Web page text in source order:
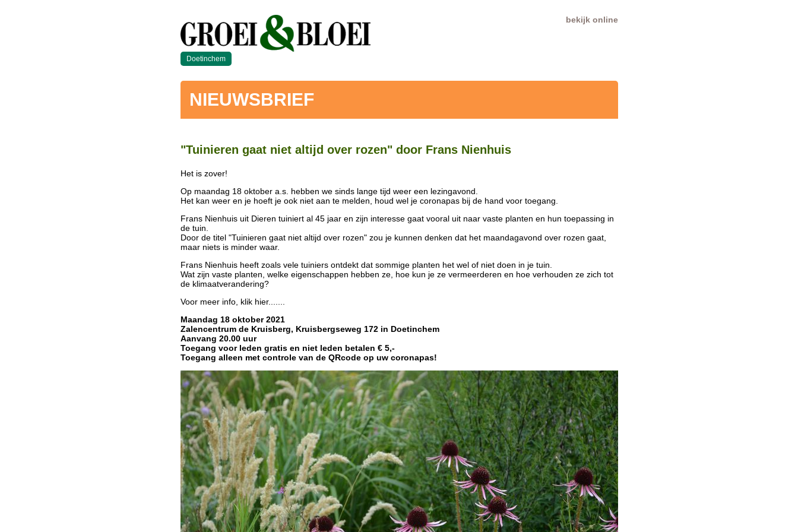
Doetinchem
bekijk online
NIEUWSBRIEF
"Tuinieren gaat niet altijd over rozen" door Frans Nienhuis
Het is zover!
Op maandag 18 oktober a.s. hebben we sinds lange tijd weer een lezingavond.
Het kan weer en je hoeft je ook niet aan te melden, houd wel je coronapas bij de hand voor toegang.
Frans Nienhuis uit Dieren tuiniert al 45 jaar en zijn interesse gaat vooral uit naar vaste planten en hun toepassing in
de tuin.
Door de titel "Tuinieren gaat niet altijd over rozen" zou je kunnen denken dat het maandagavond over rozen gaat,
maar niets is minder waar.
Frans Nienhuis heeft zoals vele tuiniers ontdekt dat sommige planten het wel of niet doen in je tuin.
Wat zijn vaste planten, welke eigenschappen hebben ze, hoe kun je ze vermeerderen en hoe verhouden ze zich tot
de klimaatverandering?
Voor meer info, klik hier.......
Maandag 18 oktober 2021
Zalencentrum de Kruisberg, Kruisbergseweg 172 in Doetinchem
Aanvang 20.00 uur
Toegang voor leden gratis en niet leden betalen € 5,-
Toegang alleen met controle van de QRcode op uw coronapas!